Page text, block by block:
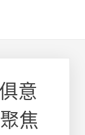
意
焦